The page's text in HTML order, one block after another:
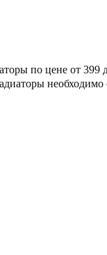
по цене от 399
необходимо